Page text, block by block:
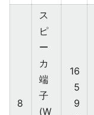
8
ス
ピ
ー
カ
端
子
(W
16
5
9